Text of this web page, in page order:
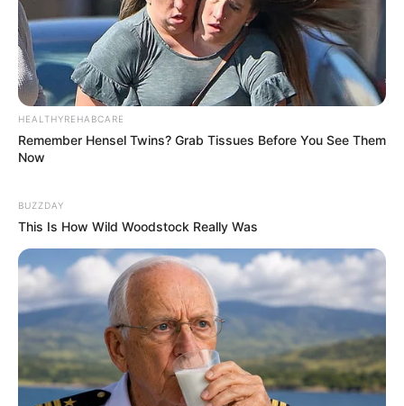
HEALTHYREHABCARE
Remember Hensel Twins? Grab Tissues Before You See Them
Now
BUZZDAY
This Is How Wild Woodstock Really Was